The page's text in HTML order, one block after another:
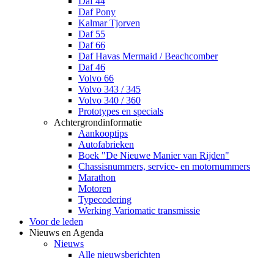
Daf Pony
Kalmar Tjorven
Daf 55
Daf 66
Daf Havas Mermaid / Beachcomber
Daf 46
Volvo 66
Volvo 343 / 345
Volvo 340 / 360
Prototypes en specials
Achtergrondinformatie
Aankooptips
Autofabrieken
Boek "De Nieuwe Manier van Rijden"
Chassisnummers, service- en motornummers
Marathon
Motoren
Typecodering
Werking Variomatic transmissie
Voor de leden
Nieuws en Agenda
Nieuws
Alle nieuwsberichten